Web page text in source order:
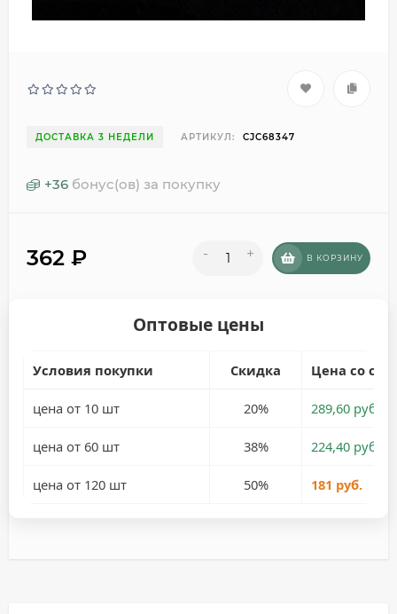
ДОСТАВКА 3 НЕДЕЛИ АРТИКУЛ: CJC68347
+36 бонус(ов) за покупку
362 ₽ - + В КОРЗИНУ
Оптовые цены
Условия покупки Скидка Цена со
цена от 10 шт 20% 289,60 руб.
цена от 60 шт 38% 224,40 руб.
цена от 120 шт 50% 181 руб.